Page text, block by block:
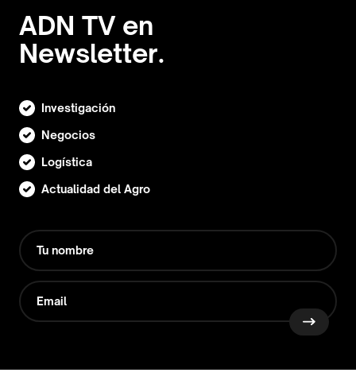
ADN TV en
Newsletter.
Investigación
Negocios
Logística
Actualidad del Agro